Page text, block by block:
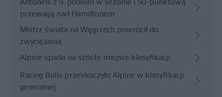
przewagą nad Hamiltonem
Mistrz świata na Węgrzech powrócił do
zwyciężania
Alpine spada na szóste miejsce klasyfikacji
Racing Bulls przeskoczyło Alpine w klasyfikacji
generalnej